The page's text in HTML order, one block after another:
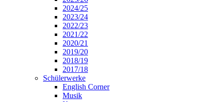
2024/25
2023/24
2022/23
2021/22
2020/21
2019/20
2018/19
2017/18
Schülerwerke
English Corner
Musik